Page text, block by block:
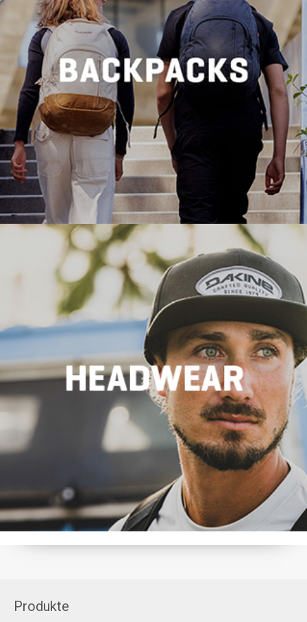
Produkte